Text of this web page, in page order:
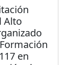
Alto
en